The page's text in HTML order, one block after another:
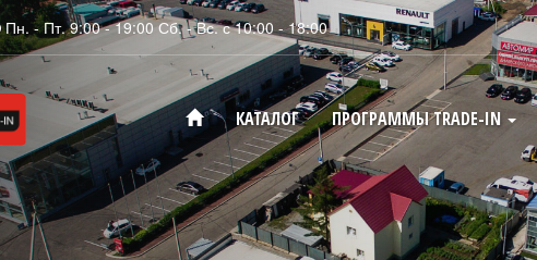
Пн. - Пт. 9:00 - 19:00 Сб. - Вс. с 10:00 - 18:00
КАТАЛОГ ПРОГРАММЫ TRADE-IN